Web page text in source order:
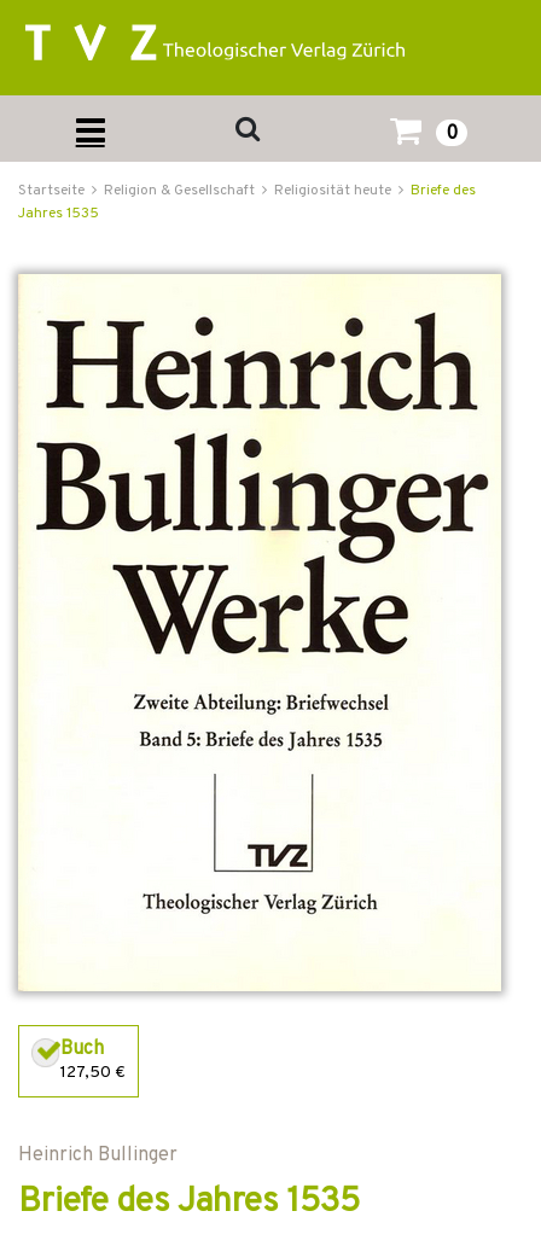
0
Startseite Religion & Gesellschaft Religiosität heute
Briefe des
Jahres 1535
Buch
127,50 €
Heinrich Bullinger
Briefe des Jahres 1535